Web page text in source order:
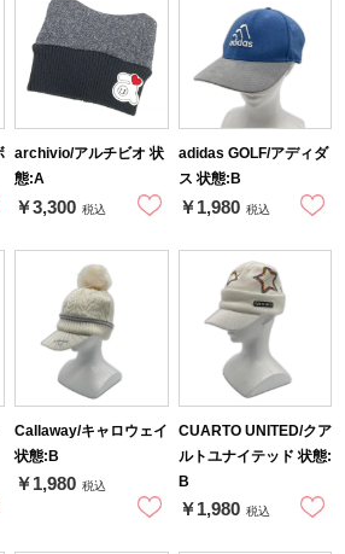
archivio/アルチビオ 状
態:A
￥3,300 税込
adidas GOLF/アディダ
ス 状態:B
￥1,980 税込
Callaway/キャロウェイ
状態:B
￥1,980 税込
CUARTO UNITED/クア
ルトユナイテッド 状態:
B
￥1,980 税込